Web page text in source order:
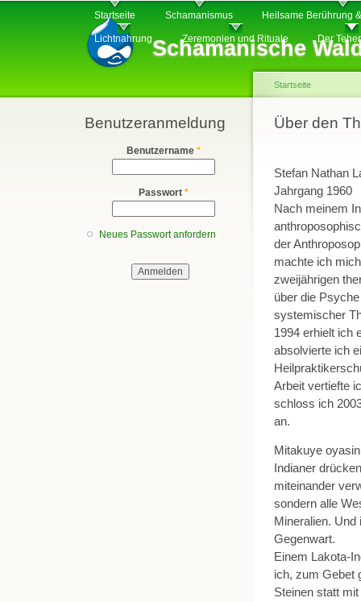
Schamanische
Hauptmenü
Startseite Schamanismus Heilsame Berührung
Lichtnahrung Zeremonien und Rituale Der
Benutzeranmeldung
Benutzername *
Passwort *
Neues Passwort anfordern
Sie sind hier
Startseite
Über den
Stefan Nathan
Jahrgang 1960
Nach meinem
der
machte ich
zweijährigen
über die
systemischer
1994 erhielt ich
absolvierte ich
Arbeit vertiefte
schloss ich
an.
Mitakuye
Indianer
miteinander
sondern alle
Mineralien.
Gegenwart.
Einem Lakota-
ich, zum Gebet
Steinen statt